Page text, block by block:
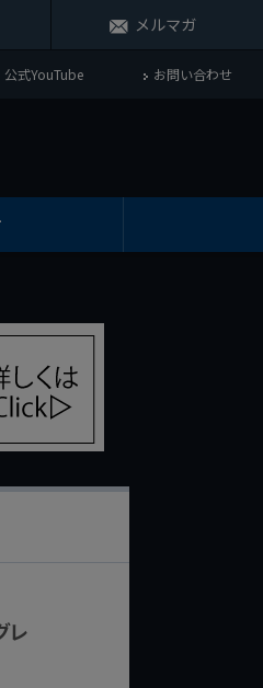
メルマガ
公式YouTube お問い合わせ
レ